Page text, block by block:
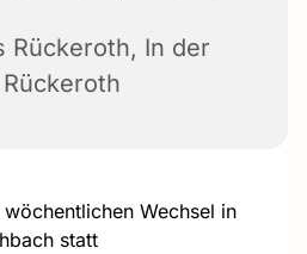
Rückeroth, In der
Wechsel in
statt